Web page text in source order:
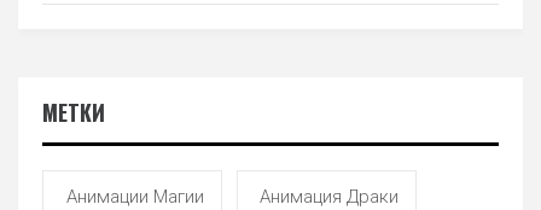
МЕТКИ
Анимации Магии Анимация Драки